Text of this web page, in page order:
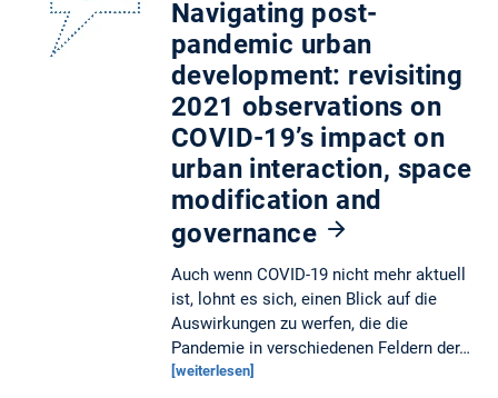
Navigating post-
pandemic urban
development: revisiting
2021 observations on
COVID-19’s impact on
urban interaction, space
modification and
governance
Auch wenn COVID-19 nicht mehr aktuell
ist, lohnt es sich, einen Blick auf die
Auswirkungen zu werfen, die die
Pandemie in verschiedenen Feldern der…
[weiterlesen]